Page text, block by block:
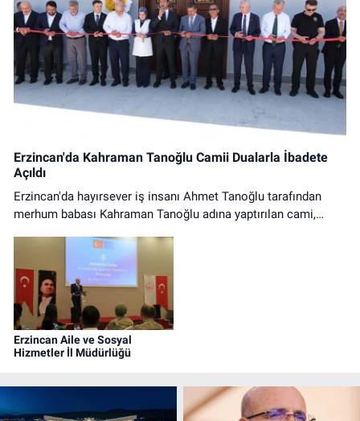
Erzincan'da Kahraman Tanoğlu Camii Dualarla İbadete
Açıldı
Erzincan'da hayırsever iş insanı Ahmet Tanoğlu tarafından
merhum babası Kahraman Tanoğlu adına yaptırılan cami,
Erzincan Aile ve Sosyal
Hizmetler İl Müdürlüğü